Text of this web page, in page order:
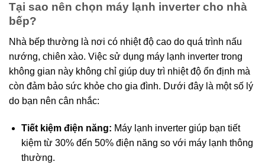
Tại sao nên chọn máy lạnh inverter cho nhà
bếp?
Nhà bếp thường là nơi có nhiệt độ cao do quá trình nấu
nướng, chiên xào. Việc sử dụng máy lạnh inverter trong
không gian này không chỉ giúp duy trì nhiệt độ ổn định mà
còn đảm bảo sức khỏe cho gia đình. Dưới đây là một số lý
do bạn nên cân nhắc:
Tiết kiệm điện năng: Máy lạnh inverter giúp bạn tiết
kiệm từ 30% đến 50% điện năng so với máy lạnh thông
thường.